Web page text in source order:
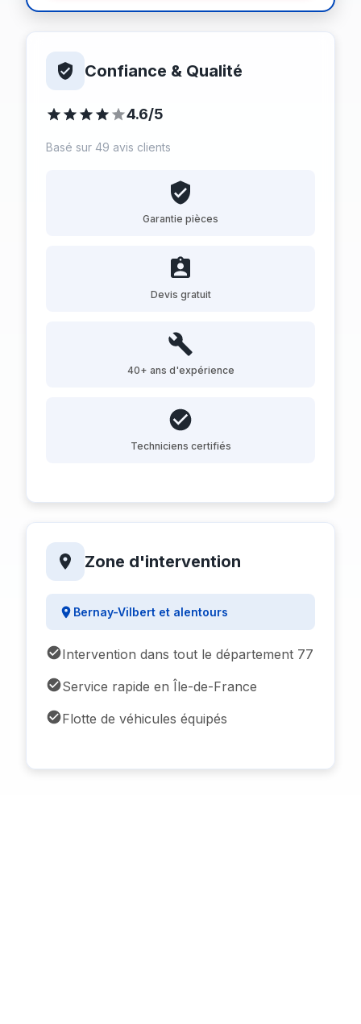
Confiance & Qualité
4.6/5
Basé sur 49 avis clients
Garantie pièces
Devis gratuit
40+ ans d'expérience
Techniciens certifiés
Zone d'intervention
Bernay-Vilbert et alentours
Intervention dans tout le département 77
Service rapide en Île-de-France
Flotte de véhicules équipés